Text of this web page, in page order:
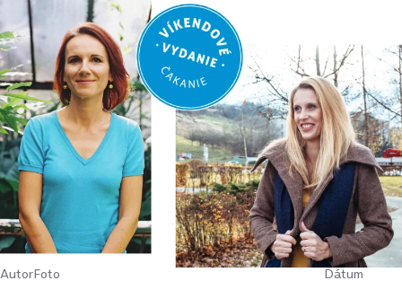
AutorFoto Dátum